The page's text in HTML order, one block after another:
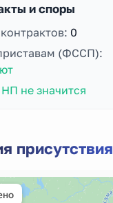
и споры
0
(ФССП):
не значится
присутствия